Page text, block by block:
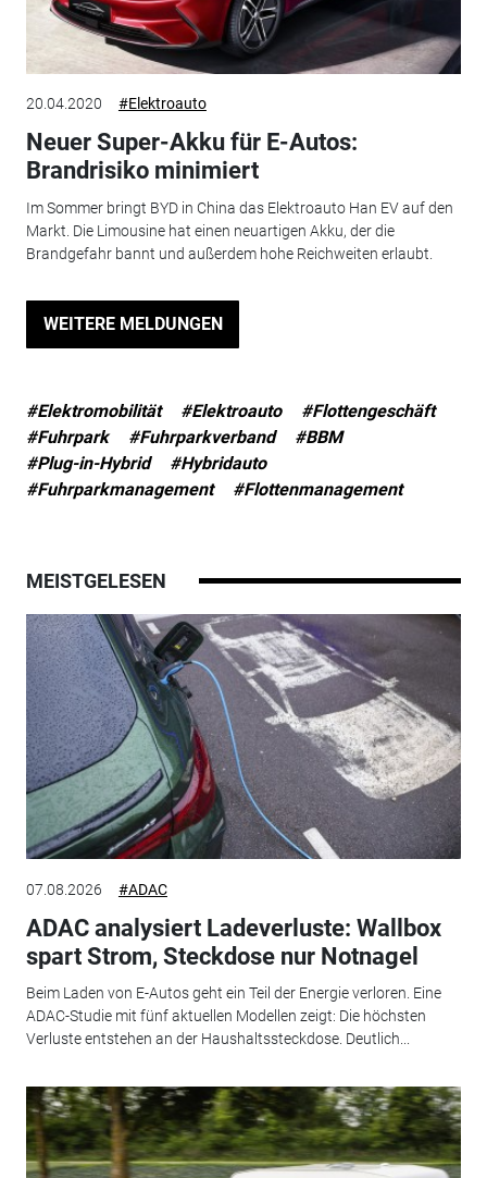
20.04.2020 #Elektroauto
Neuer Super-Akku für E-Autos:
Brandrisiko minimiert
Im Sommer bringt BYD in China das Elektroauto Han EV auf den
Markt. Die Limousine hat einen neuartigen Akku, der die
Brandgefahr bannt und außerdem hohe Reichweiten erlaubt.
WEITERE MELDUNGEN
#Elektromobilität #Elektroauto
#Flottengeschäft
#Fuhrpark
#Fuhrparkverband
#BBM
#Plug-in-Hybrid
#Hybridauto
#Fuhrparkmanagement
#Flottenmanagement
MEISTGELESEN
07.08.2026 #ADAC
ADAC analysiert Ladeverluste: Wallbox
spart Strom, Steckdose nur Notnagel
Beim Laden von E-Autos geht ein Teil der Energie verloren. Eine
ADAC-Studie mit fünf aktuellen Modellen zeigt: Die höchsten
Verluste entstehen an der Haushaltssteckdose. Deutlich...